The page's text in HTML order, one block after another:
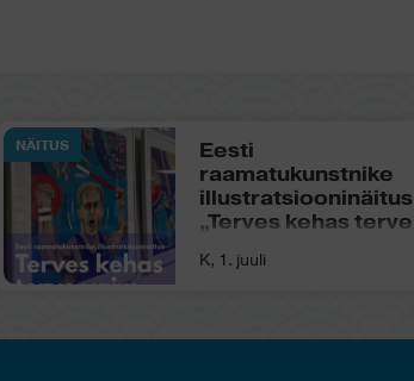
NÄITUS
Eesti
raamatukunstnike
illustratsiooninäitus
„Terves kehas terve
K, 1. juuli